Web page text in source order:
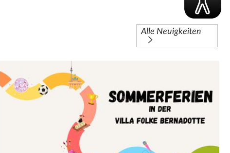
Alle Neuigkeiten